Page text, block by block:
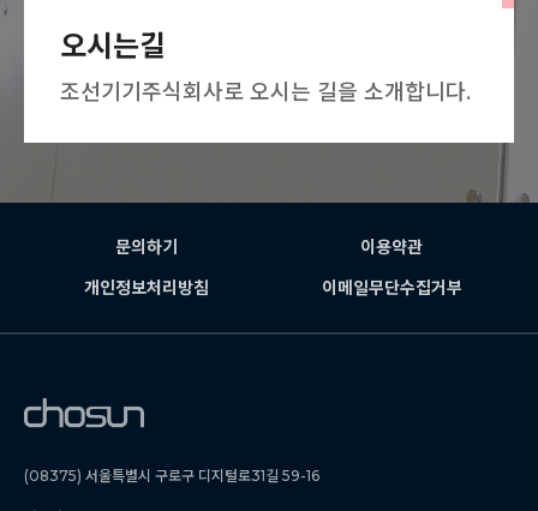
오시는길
조선기기주식회사로 오시는 길을 소개합니다.
문의하기
이용약관
개인정보처리방침
이메일무단수집거부
(08375) 서울특별시 구로구 디지털로31길 59-16